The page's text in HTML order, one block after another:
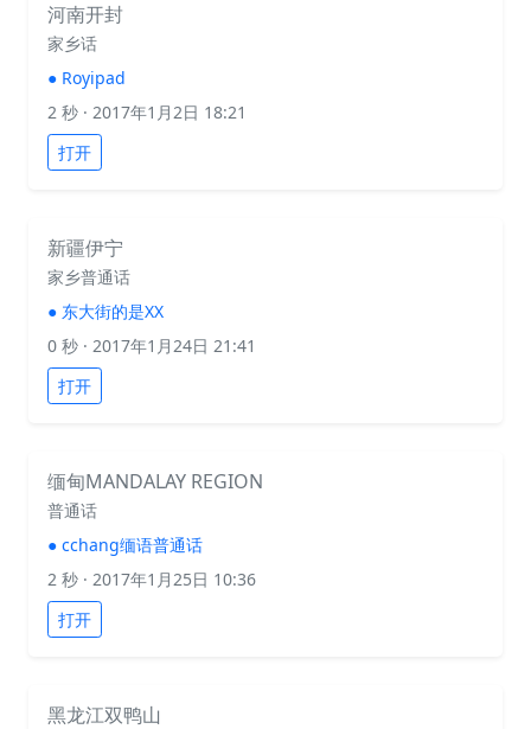
河南开封
家乡话
● Royipad
2 秒 · 2017年1月2日 18:21
打开
新疆伊宁
家乡普通话
● 东大街的是XX
0 秒 · 2017年1月24日 21:41
打开
缅甸MANDALAY REGION
普通话
● cchang缅语普通话
2 秒 · 2017年1月25日 10:36
打开
黑龙江双鸭山